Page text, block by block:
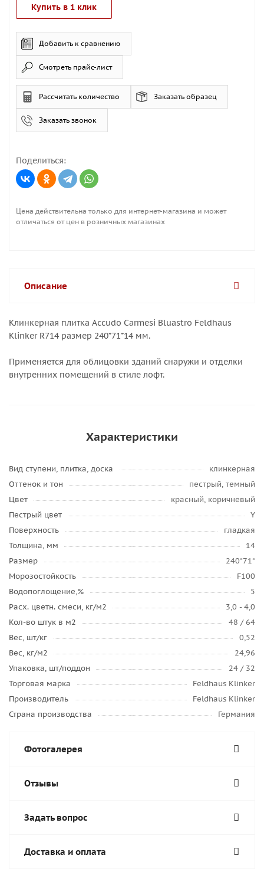
Купить в 1 клик
Смотреть прайс-лист
Добавить к сравнению
Рассчитать количество Заказать образец
Заказать звонок
Поделиться:
Цена действительна только для интернет-магазина и может
отличаться от цен в розничных магазинах
Описание
Клинкерная плитка Accudo Carmesi Bluastro Feldhaus
Klinker R714 размер 240*71*14 мм.
Применяется для облицовки зданий снаружи и отделки
внутренних помещений в стиле лофт.
Характеристики
Вид ступени, плитка, доска
клинкерная
Оттенок и тон
пестрый, темный
Цвет
красный, коричневый
Пестрый цвет
Y
Поверхность
гладкая
Толщина, мм
14
Размер
240*71*
Морозостойкость
F100
Водопоглощение,%
5
Расх. цветн. смеси, кг/м2
3,0 - 4,0
Кол-во штук в м2
48 / 64
Вес, шт/кг
0,52
Вес, кг/м2
24,96
Упаковка, шт/поддон
24 / 32
Торговая марка
Feldhaus Klinker
Производитель
Feldhaus Klinker
Страна производства
Германия
Фотогалерея
Отзывы
Задать вопрос
Доставка и оплата